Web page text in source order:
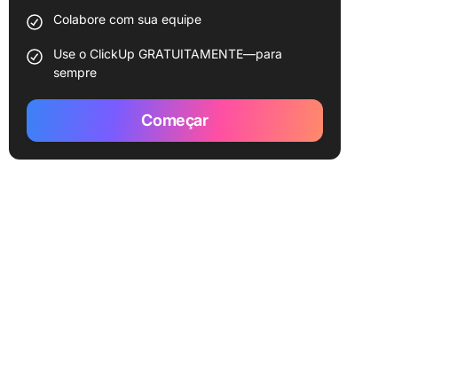
Colabore com sua equipe
Use o ClickUp GRATUITAMENTE—para
sempre
Começar